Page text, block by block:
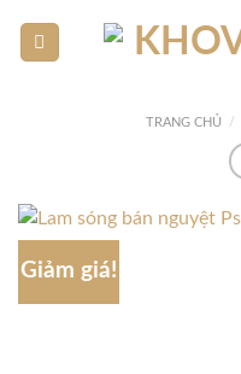
TRANG CHỦ /
Giảm giá!